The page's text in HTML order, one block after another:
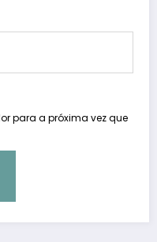
para a próxima vez que